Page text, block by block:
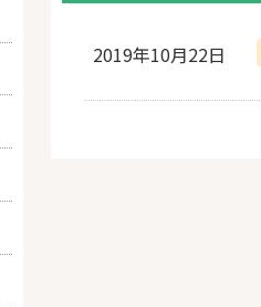
2019年10月22日